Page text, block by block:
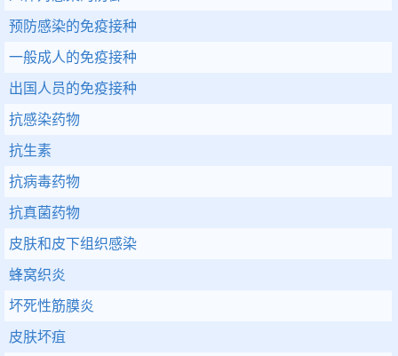
预防感染的免疫接种
一般成人的免疫接种
出国人员的免疫接种
抗感染药物
抗生素
抗病毒药物
抗真菌药物
皮肤和皮下组织感染
蜂窝织炎
坏死性筋膜炎
皮肤坏疽